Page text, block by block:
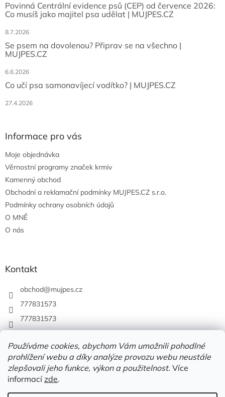
Používáme cookies, abychom Vám umožnili pohodlné
prohlížení webu a díky analýze provozu webu neustále
zlepšovali jeho funkce, výkon a použitelnost. Více
informacízde.
Povinná Centrální evidence psů (CEP) od července 2026:
Co musíš jako majitel psa udělat | MUJPES.CZ
8.7.2026
Se psem na dovolenou? Připrav se na všechno |
MUJPES.CZ
6.6.2026
Co učí psa samonavíjecí vodítko? | MUJPES.CZ
27.4.2026
Informace pro vás
Moje objednávka
Věrnostní programy značek krmiv
Kamenný obchod
Obchodní a reklamační podmínky MUJPES.CZ s.r.o.
Podmínky ochrany osobních údajů
O MNĚ
O nás
Kontakt
obchod@mujpes.cz
777831573
777831573